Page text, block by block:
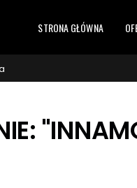
STRONA GŁÓWNA